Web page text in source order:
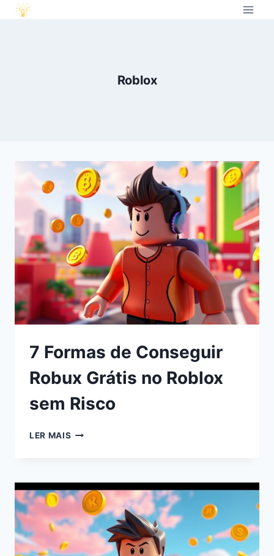
Roblox
7 Formas de Conseguir
Robux Grátis no Roblox
sem Risco
LER MAIS